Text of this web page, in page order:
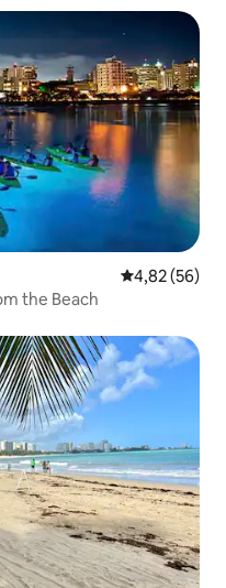
Средна
4,82 (56)
the Beach